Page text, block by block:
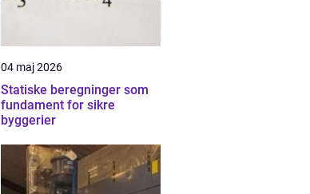
04 maj 2026
Statiske beregninger som
fundament for sikre
byggerier